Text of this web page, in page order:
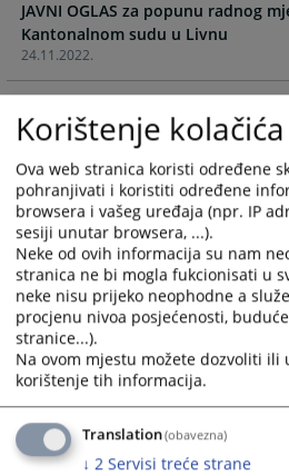
the
calendar
and
select
date.
Press
the
question
mark
key
to
get
the
keyboard
shortcuts
for
changing
dates.
the
calendar
select
a
date.
Press
the
question
mark
key
to
get
the
keyboard
shortcuts
for
changing
dates.
24.11.2022.
JAVNI OGLAS za popunu radnog
Kantonalnom sudu u Livnu
službenika u Kantonalnom sudu u
04.11.2019.
JAVNI OGLAS za popunu radnog
(daktilograf)
25.06.2015.
Javni natječaj za prijem
Kantonalnom sudu u Livnu
05.02.2015.
JAVNI OGLAS za popunu radnog
(daktilograf)
Korištenje kolačića
Ova web stranica koristi određene
pohranjivati i koristiti određene
browsera i vašeg uređaja (npr. IP
sesiji unutar browsera, ...).
Neke od ovih informacija su nam
stranica ne bi mogla fukcionisati u
neke nisu prijeko neophodne a
procjenu nivoa posjećenosti,
stranice...).
Na ovom mjestu možete dozvoliti ili
korištenje tih informacija.
Translation(obavezna)
↓ 2 Servisi treće strane